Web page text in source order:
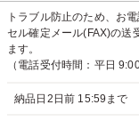
トラブル防止のため、お
セル確定メール(FAX)の送
ます。
（電話受付時間：平日
納品日2日前 15:59まで